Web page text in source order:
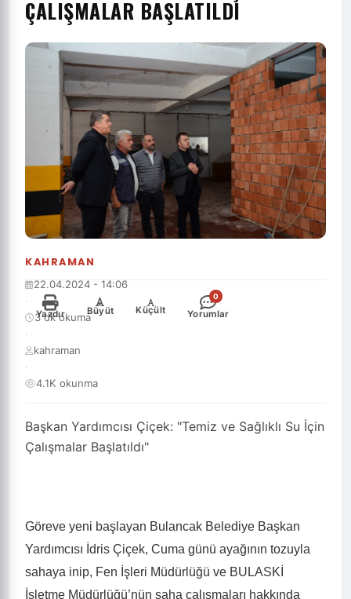
KAHRAMAN
ÇALIŞMALAR BAŞLATILDI
Başkan Yardımcısı Çiçek: "Temiz ve Sağlıklı Su İçin
Çalışmalar Başlatıldı"
22.04.2024 - 14:06
·
3 dk okuma
·
kahraman
·
4.1K okunma
Yazdır
+
Büyüt
-
Küçült
0
Yorumlar
Göreve yeni başlayan Bulancak Belediye Başkan
Yardımcısı İdris Çiçek, Cuma günü ayağının tozuyla
sahaya inip, Fen İşleri Müdürlüğü ve BULASKİ
İşletme Müdürlüğü’nün saha çalışmaları hakkında